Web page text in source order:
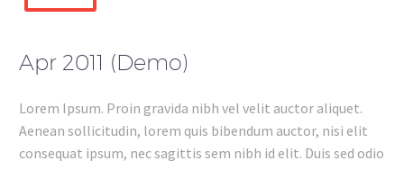
Apr 2011 (Demo)
Lorem Ipsum. Proin gravida nibh vel velit auctor aliquet.
Aenean sollicitudin, lorem quis bibendum auctor, nisi elit
consequat ipsum, nec sagittis sem nibh id elit. Duis sed odio